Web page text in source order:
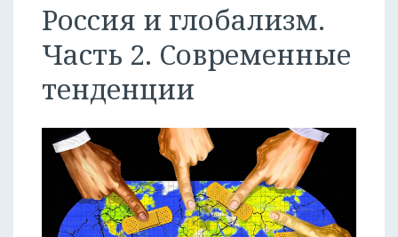
Россия и глобализм.
Часть 2. Современные
тенденции